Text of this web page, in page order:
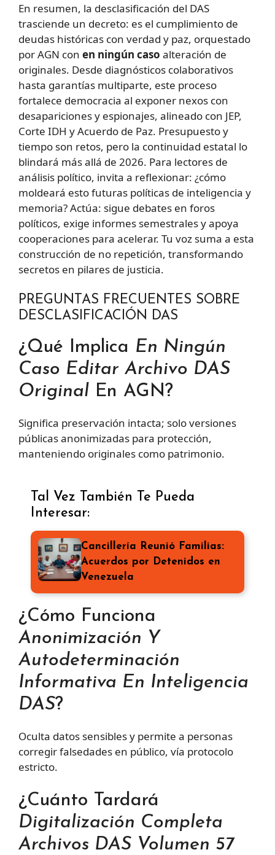
En resumen, la desclasificación del DAS
trasciende un decreto: es el cumplimiento de
deudas históricas con verdad y paz, orquestado
por AGN con en ningún caso alteración de
originales. Desde diagnósticos colaborativos
hasta garantías multiparte, este proceso
fortalece democracia al exponer nexos con
desapariciones y espionajes, alineado con JEP,
Corte IDH y Acuerdo de Paz. Presupuesto y
tiempo son retos, pero la continuidad estatal lo
blindará más allá de 2026. Para lectores de
análisis político, invita a reflexionar: ¿cómo
moldeará esto futuras políticas de inteligencia y
memoria? Actúa: sigue debates en foros
políticos, exige informes semestrales y apoya
cooperaciones para acelerar. Tu voz suma a esta
construcción de no repetición, transformando
secretos en pilares de justicia.
PREGUNTAS FRECUENTES SOBRE
DESCLASIFICACIÓN DAS
¿Qué Implica En Ningún
Caso Editar Archivo DAS
Original En AGN?
Significa preservación intacta; solo versiones
públicas anonimizadas para protección,
manteniendo originales como patrimonio.
Tal Vez También Te Pueda
Interesar:
Cancillería Reunió Familias:
Acuerdos por Detenidos en
Venezuela
¿Cómo Funciona
Anonimización Y
Autodeterminación
Informativa En Inteligencia
DAS?
Oculta datos sensibles y permite a personas
corregir falsedades en público, vía protocolo
estricto.
¿Cuánto Tardará
Digitalización Completa
Archivos DAS Volumen 57